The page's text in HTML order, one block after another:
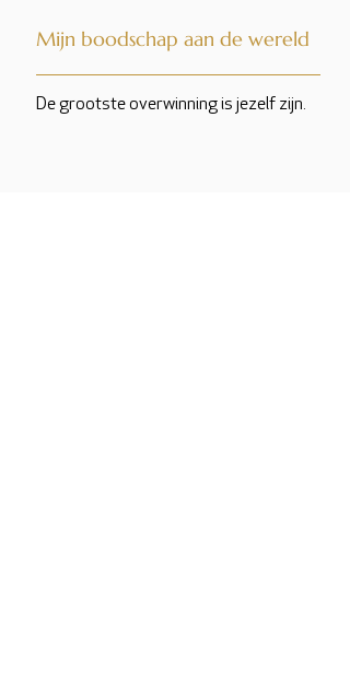
Mijn boodschap aan de wereld
De grootste overwinning is jezelf zijn.